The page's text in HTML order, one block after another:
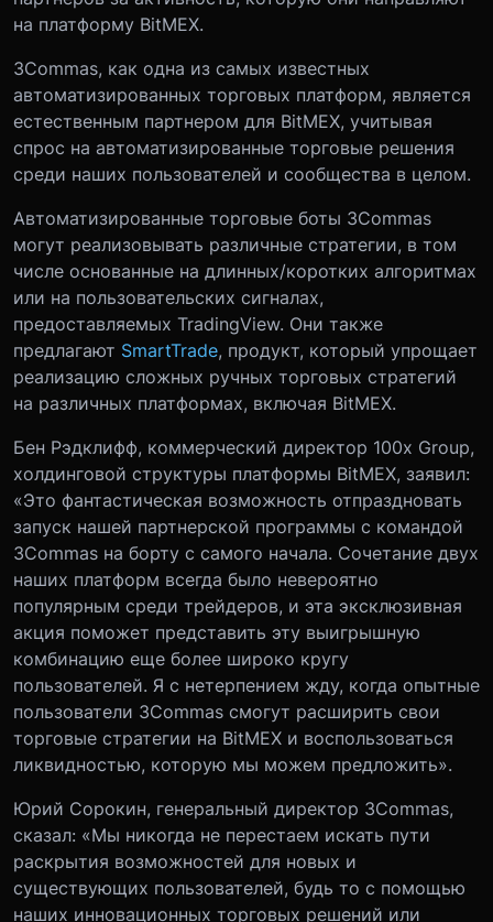
на платформу BitMEX.
3Commas, как одна из самых известных
автоматизированных торговых платформ, является
естественным партнером для BitMEX, учитывая
спрос на автоматизированные торговые решения
среди наших пользователей и сообщества в целом.
Автоматизированные торговые боты 3Commas
могут реализовывать различные стратегии, в том
числе основанные на длинных/коротких алгоритмах
или на пользовательских сигналах,
предоставляемых TradingView. Они также
предлагают SmartTrade, продукт, который упрощает
реализацию сложных ручных торговых стратегий
на различных платформах, включая BitMEX.
Бен Рэдклифф, коммерческий директор 100x Group,
холдинговой структуры платформы BitMEX, заявил:
«Это фантастическая возможность отпраздновать
запуск нашей партнерской программы с командой
3Commas на борту с самого начала. Сочетание двух
наших платформ всегда было невероятно
популярным среди трейдеров, и эта эксклюзивная
акция поможет представить эту выигрышную
комбинацию еще более широко кругу
пользователей. Я с нетерпением жду, когда опытные
пользователи 3Commas смогут расширить свои
торговые стратегии на BitMEX и воспользоваться
ликвидностью, которую мы можем предложить».
Юрий Сорокин, генеральный директор 3Commas,
сказал: «Мы никогда не перестаем искать пути
раскрытия возможностей для новых и
существующих пользователей, будь то с помощью
наших инновационных торговых решений или